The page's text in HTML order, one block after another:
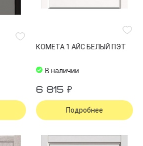
КОМЕТА 1 АЙС БЕЛЫЙ ПЭТ
В наличии
6 815 ₽
Подробнее